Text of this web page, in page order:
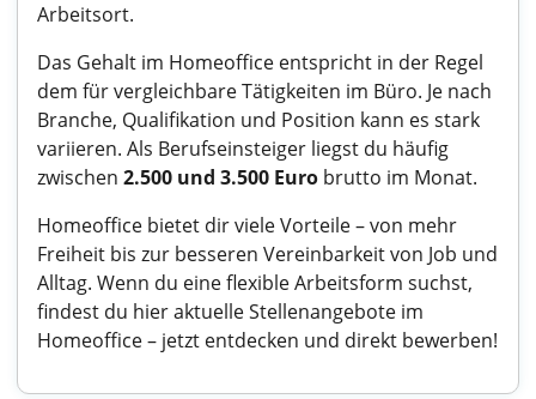
Arbeitsort.
Das Gehalt im Homeoffice entspricht in der Regel
dem für vergleichbare Tätigkeiten im Büro. Je nach
Branche, Qualifikation und Position kann es stark
variieren. Als Berufseinsteiger liegst du häufig
zwischen 2.500 und 3.500 Euro brutto im Monat.
Homeoffice bietet dir viele Vorteile – von mehr
Freiheit bis zur besseren Vereinbarkeit von Job und
Alltag. Wenn du eine flexible Arbeitsform suchst,
findest du hier aktuelleStellenangebote im
Homeoffice– jetzt entdecken und direkt bewerben!